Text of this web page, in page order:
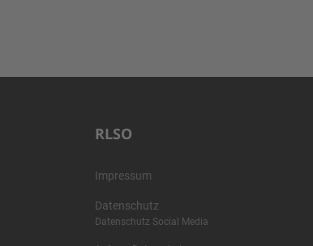
RLSO
Impressum
Datenschutz
Datenschutz Social Media